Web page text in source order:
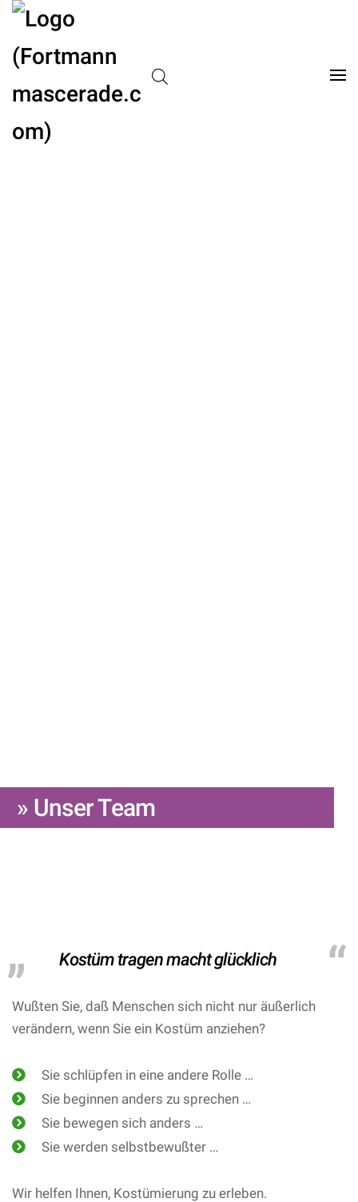
» Unser Team
Kostüm tragen macht glücklich
Wußten Sie, daß Menschen sich nicht nur äußerlich
verändern, wenn Sie ein Kostüm anziehen?
Sie schlüpfen in eine andere Rolle …
Sie beginnen anders zu sprechen …
Sie bewegen sich anders …
Sie werden selbstbewußter …
Wir helfen Ihnen, Kostümierung zu erleben.